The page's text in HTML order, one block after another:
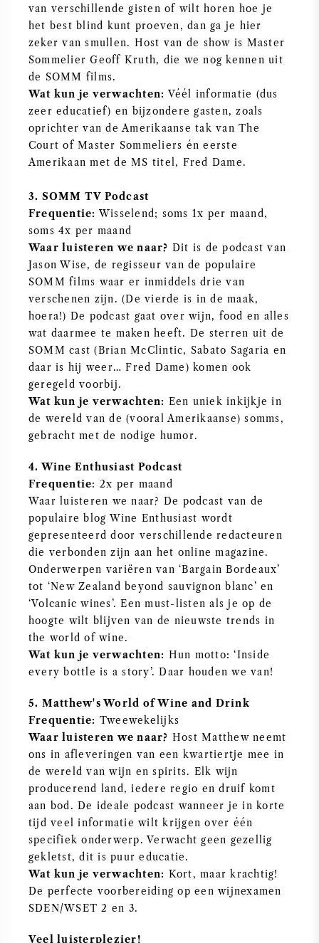
SYRAH / SHIRAZ
RIESLING
ALLE DRUIVENSOORTEN
ITALIAANSE WIJN
SPAANSE WIJN
DUITSE WIJN
AMERIKAANSE WIJN
OOSTENRIJKSE WIJN
PORTUGESE WIJN
ALLE LANDEN
BORDEAUX
BOURGOGNE
TOSCANE
NAPA VALLEY
PIEMONTE
RHONE
CHABLIS
ALLE REGIO'S
van verschillende gisten of wilt horen hoe je
het best blind kunt proeven, dan ga je hier
zeker van smullen. Host van de show is Master
Sommelier Geoff Kruth, die we nog kennen uit
de SOMM films.
Wat kun je verwachten: Véél informatie (dus
zeer educatief) en bijzondere gasten, zoals
oprichter van de Amerikaanse tak van The
Court of Master Sommeliers én eerste
Amerikaan met de MS titel, Fred Dame.
3. SOMM TV Podcast
Frequentie: Wisselend; soms 1x per maand,
soms 4x per maand
Waar luisteren we naar? Dit is de podcast van
Jason Wise, de regisseur van de populaire
SOMM films waar er inmiddels drie van
verschenen zijn. (De vierde is in de maak,
hoera!) De podcast gaat over wijn, food en alles
wat daarmee te maken heeft. De sterren uit de
SOMM cast (Brian McClintic, Sabato Sagaria en
daar is hij weer… Fred Dame) komen ook
geregeld voorbij.
Wat kun je verwachten: Een uniek inkijkje in
de wereld van de (vooral Amerikaanse) somms,
gebracht met de nodige humor.
4. Wine Enthusiast Podcast
Frequentie: 2x per maand
Waar luisteren we naar? De podcast van de
populaire blog Wine Enthusiast wordt
gepresenteerd door verschillende redacteuren
die verbonden zijn aan het online magazine.
Onderwerpen variëren van ‘Bargain Bordeaux’
tot ‘New Zealand beyond sauvignon blanc’ en
‘Volcanic wines’. Een must-listen als je op de
hoogte wilt blijven van de nieuwste trends in
the world of wine.
Wat kun je verwachten: Hun motto: ‘Inside
every bottle is a story’. Daar houden we van!
5. Matthew's World of Wine and Drink
Frequentie: Tweewekelijks
Waar luisteren we naar? Host Matthew neemt
ons in afleveringen van een kwartiertje mee in
de wereld van wijn en spirits. Elk wijn
producerend land, iedere regio en druif komt
aan bod. De ideale podcast wanneer je in korte
tijd veel informatie wilt krijgen over één
specifiek onderwerp. Verwacht geen gezellig
gekletst, dit is puur educatie.
Wat kun je verwachten: Kort, maar krachtig!
De perfecte voorbereiding op een wijnexamen
SDEN/WSET 2 en 3.
Veel luisterplezier!